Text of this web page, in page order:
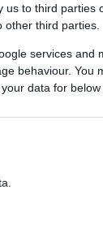
us to third parties
third parties.
services and
behaviour. You
data for